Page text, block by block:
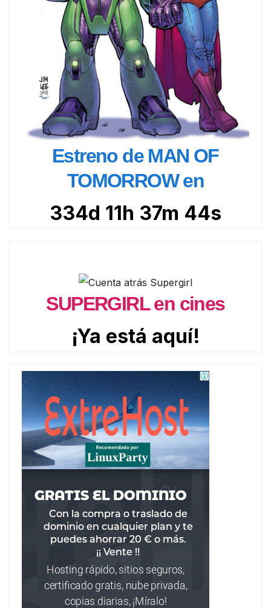
Estreno de MAN OF
TOMORROW en
334d 11h 37m 42s
SUPERGIRL en cines
¡Ya está aquí!